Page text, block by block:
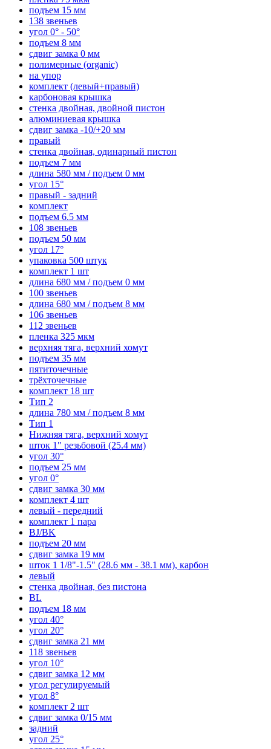
подъем 15 мм
138 звеньев
угол 0° - 50°
подъем 8 мм
сдвиг замка 0 мм
полимерные (organic)
на упор
комплект (левый+правый)
карбоновая крышка
стенка двойная, двойной пистон
алюминиевая крышка
сдвиг замка -10/+20 мм
правый
стенка двойная, одинарный пистон
подъем 7 мм
длина 580 мм / подъем 0 мм
угол 15°
правый - задний
комплект
подъем 6.5 мм
108 звеньев
подъем 50 мм
угол 17°
упаковка 500 штук
комплект 1 шт
длина 680 мм / подъем 0 мм
100 звеньев
длина 680 мм / подъем 8 мм
106 звеньев
112 звеньев
пленка 325 мкм
верхняя тяга, верхний хомут
подъем 35 мм
пятиточечные
трёхточечные
комплект 18 шт
Тип 2
длина 780 мм / подъем 8 мм
Тип 1
Нижняя тяга, верхний хомут
шток 1" резьбовой (25.4 мм)
угол 30°
подъем 25 мм
угол 0°
сдвиг замка 30 мм
комплект 4 шт
левый - передний
комплект 1 пара
BJ/BK
подъем 20 мм
сдвиг замка 19 мм
шток 1 1/8"-1.5" (28.6 мм - 38.1 мм), карбон
левый
стенка двойная, без пистона
BL
подъем 18 мм
угол 40°
угол 20°
сдвиг замка 21 мм
118 звеньев
угол 10°
сдвиг замка 12 мм
угол регулируемый
угол 8°
комплект 2 шт
сдвиг замка 0/15 мм
задний
угол 25°